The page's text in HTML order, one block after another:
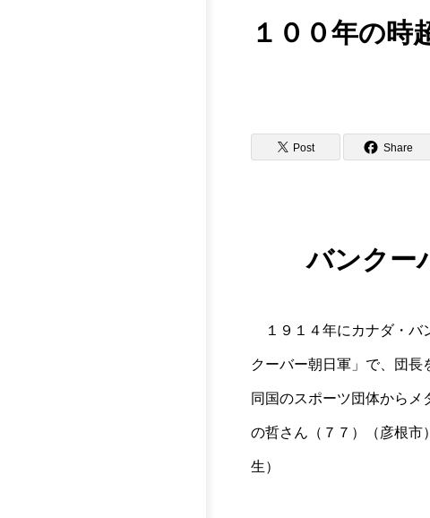
１００年の
Post Share
バンクー
１９１４年にカナダ・バ
クーバー朝日軍」で、団長
同国のスポーツ団体から
の哲さん（７７）（彦根市
生）